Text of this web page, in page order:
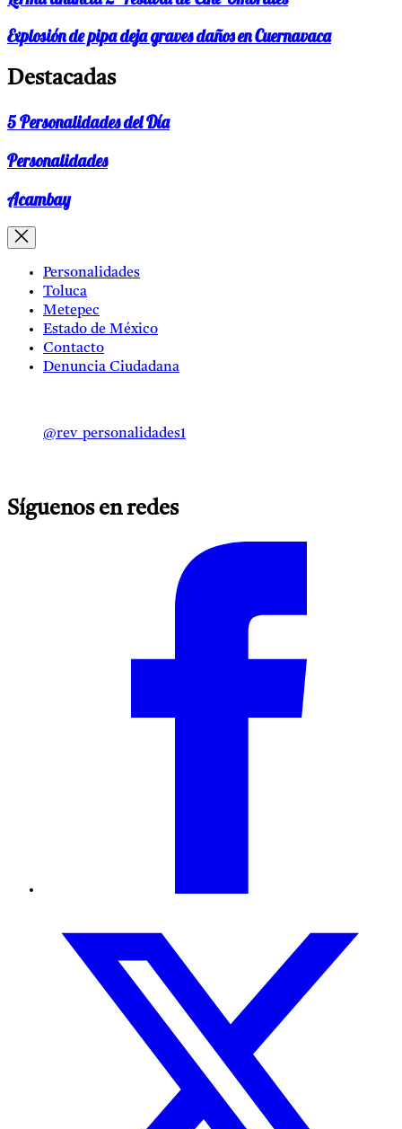
Explosión de pipa deja graves daños en Cuernavaca
Destacadas
5 Personalidades del Día
Personalidades
Acambay
Personalidades
Toluca
Metepec
Estado de México
Contacto
Denuncia Ciudadana
@rev_personalidades1
Síguenos en redes